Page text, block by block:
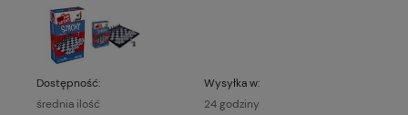
Dostępność:
średnia ilość
Wysyłka w:
24 godziny